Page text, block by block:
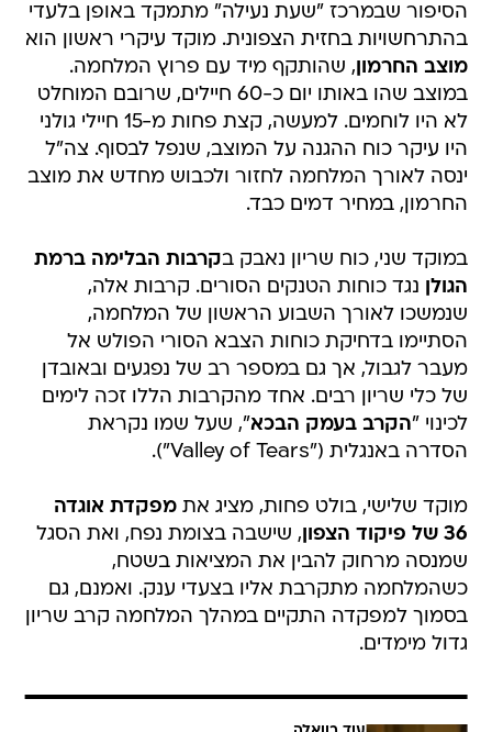
הסיפור שבמרכז "שעת נעילה" מתמקד באופן בלעדי
בהתרחשויות בחזית הצפונית. מוקד עיקרי ראשון הוא
מוצב החרמון, שהותקף מיד עם פרוץ המלחמה.
במוצב שהו באותו יום כ-60 חיילים, שרובם המוחלט
לא היו לוחמים. למעשה, קצת פחות מ-15 חיילי גולני
היו עיקר כוח ההגנה על המוצב, שנפל לבסוף. צה"ל
ינסה לאורך המלחמה לחזור ולכבוש מחדש את מוצב
החרמון, במחיר דמים כבד.
במוקד שני, כוח שריון נאבק בקרבות הבלימה ברמת
הגולן נגד כוחות הטנקים הסורים. קרבות אלה,
שנמשכו לאורך השבוע הראשון של המלחמה,
הסתיימו בדחיקת כוחות הצבא הסורי הפולש אל
מעבר לגבול, אך גם במספר רב של נפגעים ובאובדן
של כלי שריון רבים. אחד מהקרבות הללו זכה לימים
לכינוי "הקרב בעמק הבכא", שעל שמו נקראת
הסדרה באנגלית ("Valley of Tears").
מוקד שלישי, בולט פחות, מציג אתמפקדת אוגדה
36 של פיקוד הצפון
, שישבה בצומת נפח, ואת הסגל
שמנסה מרחוק להבין את המציאות בשטח,
כשהמלחמה מתקרבת אליו בצעדי ענק. ואמנם, גם
בסמוך למפקדה התקיים במהלך המלחמה קרב שריון
גדול מימדים.